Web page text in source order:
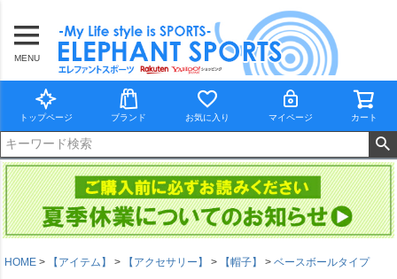
MENU
トップページ ブランド お気に入り マイページ カート
HOME 【アイテム】 【アクセサリー】 【帽子】
ベースボールタイプ